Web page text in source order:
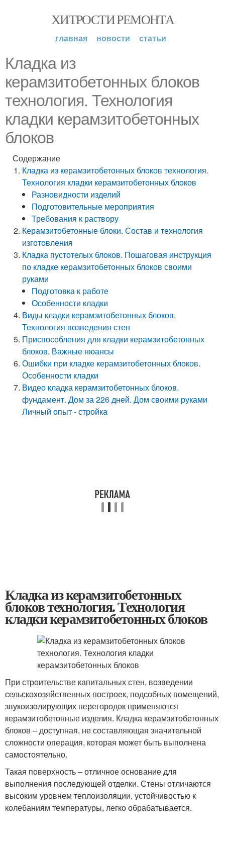
ХИТРОСТИ РЕМОНТА
главная новости статьи
Кладка из
керамзитобетонных блоков
технология. Технология
кладки керамзитобетонных
блоков
Содержание
Кладка из керамзитобетонных блоков технология.
Технология кладки керамзитобетонных блоков
Разновидности изделий
Подготовительные мероприятия
Требования к раствору
Керамзитобетонные блоки. Состав и технология
изготовления
Кладка пустотелых блоков. Пошаговая инструкция
по кладке керамзитобетонных блоков своими
руками
Подготовка к работе
Особенности кладки
Виды кладки керамзитобетонных блоков.
Технология возведения стен
Приспособления для кладки керамзитобетонных
блоков. Важные нюансы
Ошибки при кладке керамзитобетонных блоков.
Особенности кладки
Видео кладка керамзитобетонных блоков,
фундамент. Дом за 226 дней. Дом своими руками
Личный опыт - стройка
Кладка из керамзитобетонных
блоков технология. Технология
кладки керамзитобетонных блоков
При строительстве капитальных стен, возведении
сельскохозяйственных построек, подсобных помещений,
звукоизолирующих перегородок применяются
керамзитобетонные изделия. Кладка керамзитобетонных
блоков – доступная, не составляющая значительной
сложности операция, которая может быть выполнена
самостоятельно.
Такая поверхность – отличное основание для
выполнения последующей отделки. Стены отличаются
высоким уровнем теплоизоляции, устойчивостью к
колебаниям температуры, легко обрабатывается.